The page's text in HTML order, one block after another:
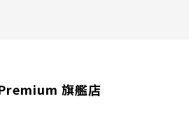
旗艦店